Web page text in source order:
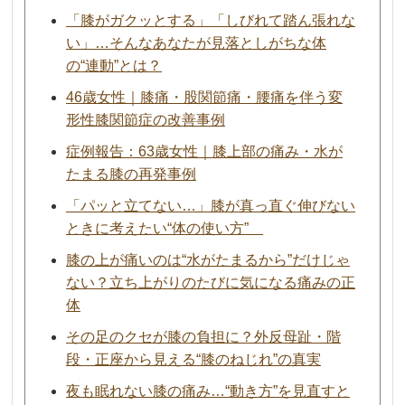
「膝がガクッとする」「しびれて踏ん張れな
い」…そんなあなたが見落としがちな体
の“連動”とは？
46歳女性｜膝痛・股関節痛・腰痛を伴う変
形性膝関節症の改善事例
症例報告：63歳女性｜膝上部の痛み・水が
たまる膝の再発事例
「パッと立てない…」膝が真っ直ぐ伸びない
ときに考えたい“体の使い方”
膝の上が痛いのは“水がたまるから”だけじゃ
ない？立ち上がりのたびに気になる痛みの正
体
その足のクセが膝の負担に？外反母趾・階
段・正座から見える“膝のねじれ”の真実
夜も眠れない膝の痛み…“動き方”を見直すと